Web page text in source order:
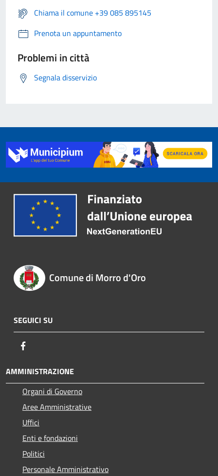
Chiama il comune +39 085 895145
Prenota un appuntamento
Problemi in città
Segnala disservizio
Comune di Morro d'Oro
SEGUICI SU
AMMINISTRAZIONE
Organi di Governo
Aree Amministrative
Uffici
Enti e fondazioni
Politici
Personale Amministrativo